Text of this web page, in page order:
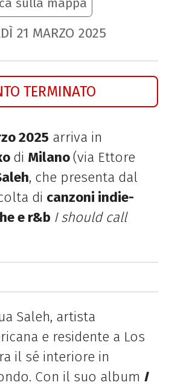
sulla mappa
21 MARZO 2025
TERMINATO
2025 arriva in
di Milano(via Ettore
, che presenta dal
di canzoni indie-
e r&b I should call
Saleh, artista
e residente a Los
il sé interiore in
Con il suo album I